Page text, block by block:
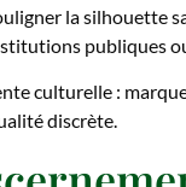
la silhouette
publiques
culturelle :
discrète.